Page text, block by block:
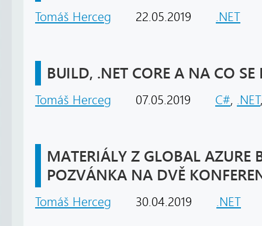
Tomáš Herceg 22.05.2019 .NET
BUILD, .NET CORE A NA CO SE
Tomáš Herceg 07.05.2019 C#, .NET
MATERIÁLY Z GLOBAL AZURE
POZVÁNKA NA DVĚ
Tomáš Herceg 30.04.2019 .NET